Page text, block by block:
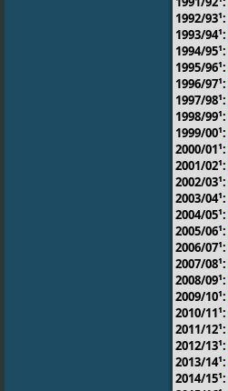
1992/93¹:
1993/94¹:
1994/95¹:
1995/96¹:
1996/97¹:
1997/98¹:
1998/99¹:
1999/00¹:
2000/01¹:
2001/02¹:
2002/03¹:
2003/04¹:
2004/05¹:
2005/06¹:
2006/07¹:
2007/08¹:
2008/09¹:
2009/10¹:
2010/11¹:
2011/12¹:
2012/13¹:
2013/14¹:
2014/15¹: